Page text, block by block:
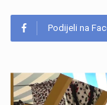
Podijeli na